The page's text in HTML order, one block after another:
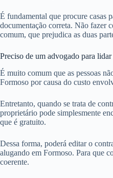
É fundamental que procure casas
documentação correta. Não fazer
comum, que prejudica as duas
Preciso de um advogado para
É muito comum que as pessoas
Formoso por causa do custo
Entretanto, quando se trata de
proprietário pode simplesmente
que é gratuito.
Dessa forma, poderá editar o
alugando em Formoso. Para que
coerente.